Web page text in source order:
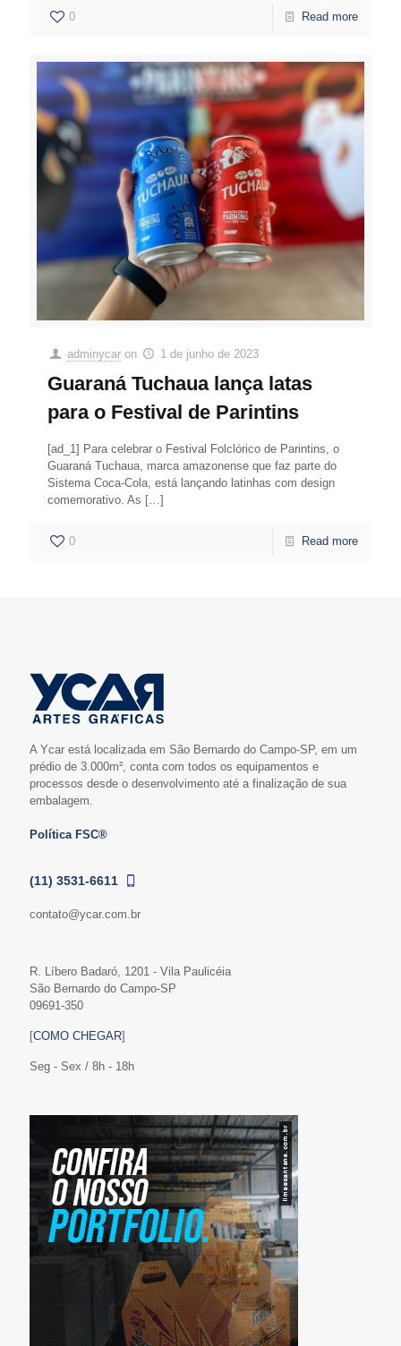
0 Read more
adminycar on 1 de junho de 2023
Guaraná Tuchaua lança latas
para o Festival de Parintins
[ad_1] Para celebrar o Festival Folclórico de Parintins, o
Guaraná Tuchaua, marca amazonense que faz parte do
Sistema Coca-Cola, está lançando latinhas com design
comemorativo. As […]
0 Read more
A Ycar está localizada em São Bernardo do Campo-SP, em um
prédio de 3.000m², conta com todos os equipamentos e
processos desde o desenvolvimento até a finalização de sua
embalagem.
Política FSC®
(11) 3531-6611
contato@ycar.com.br
R. Líbero Badaró, 1201 - Vila Paulicéia
São Bernardo do Campo-SP
09691-350
[COMO CHEGAR]
Seg - Sex / 8h - 18h